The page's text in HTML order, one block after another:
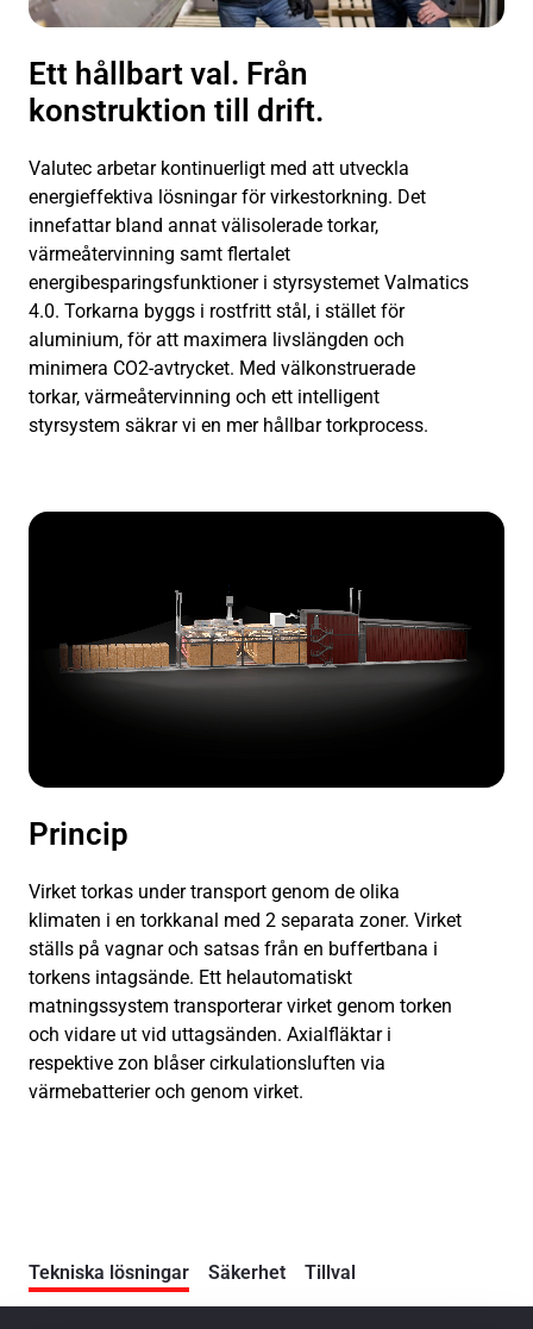
Ett hållbart val. Från
konstruktion till drift.
Valutec arbetar kontinuerligt med att utveckla
energieffektiva lösningar för virkestorkning. Det
innefattar bland annat välisolerade torkar,
värmeåtervinning samt flertalet
energibesparingsfunktioner i styrsystemet Valmatics
4.0. Torkarna byggs i rostfritt stål, i stället för
aluminium, för att maximera livslängden och
minimera CO2-avtrycket. Med välkonstruerade
torkar, värmeåtervinning och ett intelligent
styrsystem säkrar vi en mer hållbar torkprocess.
Princip
Virket torkas under transport genom de olika
klimaten i en torkkanal med 2 separata zoner. Virket
ställs på vagnar och satsas från en buffertbana i
torkens intagsände. Ett helautomatiskt
matningssystem transporterar virket genom torken
och vidare ut vid uttagsänden. Axialfläktar i
respektive zon blåser cirkulationsluften via
värmebatterier och genom virket.
Tekniska lösningar Säkerhet Tillval